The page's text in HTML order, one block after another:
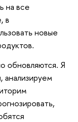
на все
в
новые
обновляются. Я
анализируем